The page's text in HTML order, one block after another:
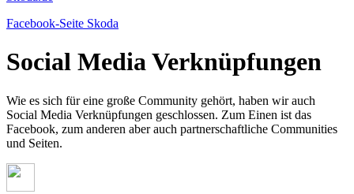
Facebook-Seite Skoda
Social Media Verknüpfungen
Wie es sich für eine große Community gehört, haben wir auch
Social Media Verknüpfungen geschlossen. Zum Einen ist das
Facebook, zum anderen aber auch partnerschaftliche Communities
und Seiten.